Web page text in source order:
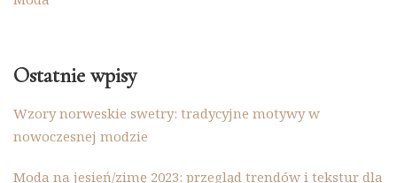
Ostatnie wpisy
Wzory norweskie swetry: tradycyjne motywy w
nowoczesnej modzie
Moda na jesień/zimę 2023: przegląd trendów i tekstur dla